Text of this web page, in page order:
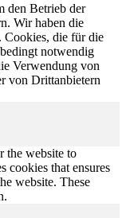
den Betrieb der
Wir haben die
Cookies, die für die
notwendig
Verwendung von
von Drittanbietern
the website to
cookies that ensures
website. These